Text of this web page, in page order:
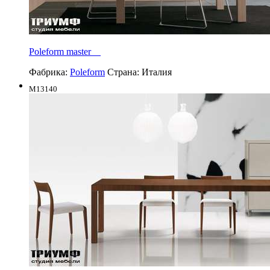
Poleform master
Фабрика: Poleform Страна: Италия
M13140